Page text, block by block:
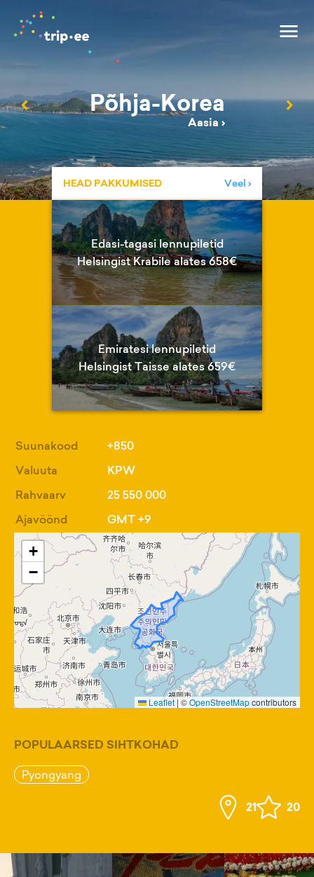
‹ Põhja-Korea
Aasia ›
›
HEAD PAKKUMISED Veel ›
Edasi-tagasi lennupiletid
Helsingist Krabile alates 658€
Emiratesi lennupiletid
Helsingist Taisse alates 659€
Suunakood
+850
Valuuta
KPW
Rahvaarv
25 550 000
Ajavöönd
GMT +9
+
−
Leaflet|©OpenStreetMapcontributors
POPULAARSED SIHTKOHAD
Pyongyang
21 20